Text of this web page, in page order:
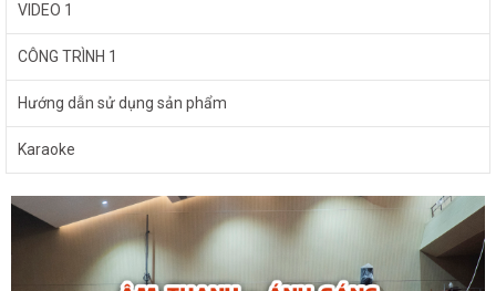
VIDEO 1
CÔNG TRÌNH 1
Hướng dẫn sử dụng sản phẩm
Karaoke